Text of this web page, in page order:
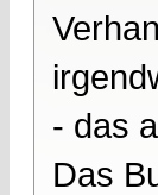
- das
Das